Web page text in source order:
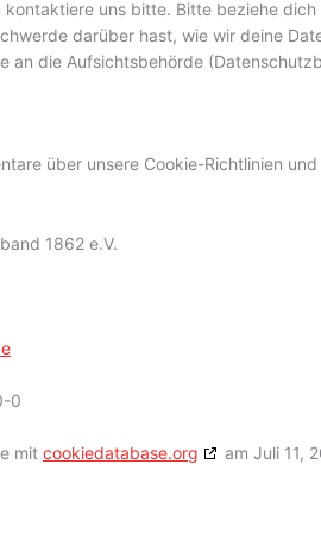
kontaktiere uns bitte. Bitte beziehe
darüber hast, wie wir deine
an die Aufsichtsbehörde
über unsere Cookie-Richtlinien
1862 e.V.
0
mit cookiedatabase.org am Juli 11,